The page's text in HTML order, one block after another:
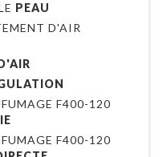
PEAU
D'AIR
F400-120
F400-120